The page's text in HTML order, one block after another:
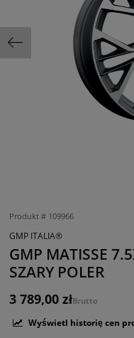
Produkt # 109966
GMP ITALIA®
GMP MATISSE
SZARY POLER
3 789,00 złBrutto
Wyświetl historię cen